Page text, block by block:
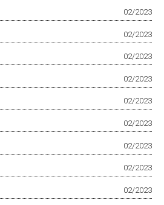
02/2023
02/2023
02/2023
02/2023
02/2023
02/2023
02/2023
02/2023
02/2023